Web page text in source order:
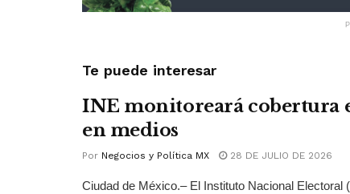
Te puede interesar
INE monitoreará cobertura
en medios
Por Negocios y Política MX 28 DE JULIO DE 2026
Ciudad de México.– El Instituto Nacional Electoral